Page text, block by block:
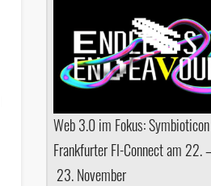
Web 3.0 im Fokus:
Frankfurter FI-Connect am 22. –
23. November